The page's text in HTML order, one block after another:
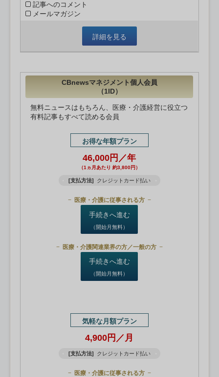
記事へのコメント
メールマガジン
詳細を見る
CBnewsマネジメント個人会員
（1ID）
無料ニュースはもちろん、医療・介護経営に役立つ
有料記事もすべて読める会員
お得な年額プラン
46,000円／年
（1ヵ月あたり 約3,800円）
[支払方法] クレジットカード払い
医療・介護に従事される方
手続きへ進む
（開始月無料）
医療・介護関連業界の方／一般の方
手続きへ進む
（開始月無料）
気軽な月額プラン
4,900円／月
[支払方法] クレジットカード払い
医療・介護に従事される方